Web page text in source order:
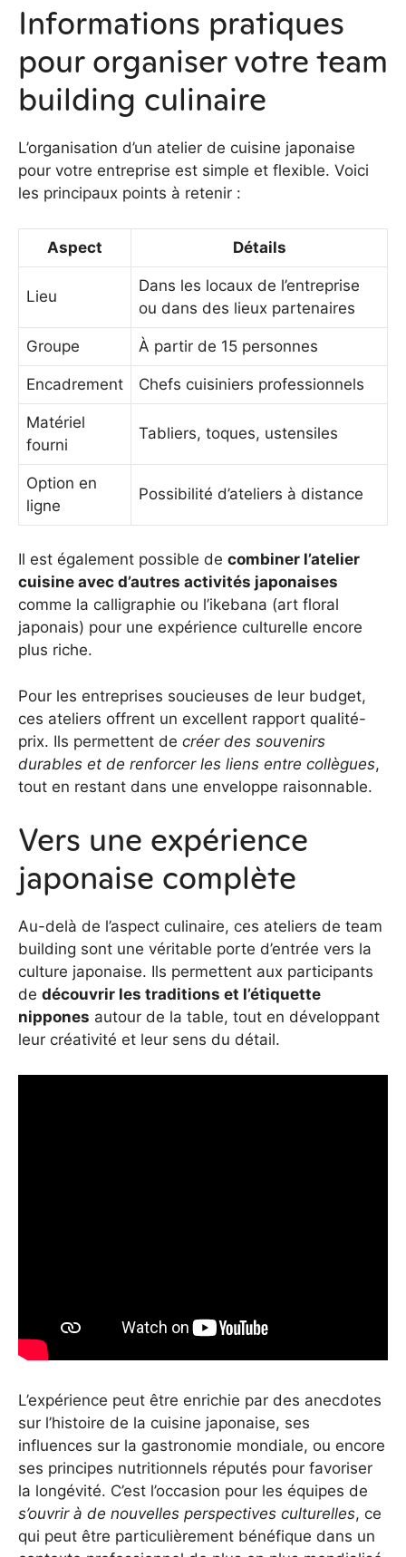
Informations pratiques
pour organiser votre team
building culinaire
L’organisation d’un atelier de cuisine japonaise
pour votre entreprise est simple et flexible. Voici
les principaux points à retenir :
Aspect Détails
Lieu
Dans les locaux de l’entreprise
ou dans des lieux partenaires
Groupe À partir de 15 personnes
Encadrement Chefs cuisiniers professionnels
Matériel
fourni
Tabliers, toques, ustensiles
Option en
ligne
Possibilité d’ateliers à distance
Il est également possible de combiner l’atelier
cuisine avec d’autres activités japonaises
comme la calligraphie ou l’ikebana (art floral
japonais) pour une expérience culturelle encore
plus riche.
Pour les entreprises soucieuses de leur budget,
ces ateliers offrent un excellent rapport qualité-
prix. Ils permettent de créer des souvenirs
durables et de renforcer les liens entre collègues,
tout en restant dans une enveloppe raisonnable.
Vers une expérience
japonaise complète
Au-delà de l’aspect culinaire, ces ateliers de team
building sont une véritable porte d’entrée vers la
culture japonaise. Ils permettent aux participants
de découvrir les traditions et l’étiquette
nippones autour de la table, tout en développant
leur créativité et leur sens du détail.
L’expérience peut être enrichie par des anecdotes
sur l’histoire de la cuisine japonaise, ses
influences sur la gastronomie mondiale, ou encore
ses principes nutritionnels réputés pour favoriser
la longévité. C’est l’occasion pour les équipes de
s’ouvrir à de nouvelles perspectives culturelles, ce
qui peut être particulièrement bénéfique dans un